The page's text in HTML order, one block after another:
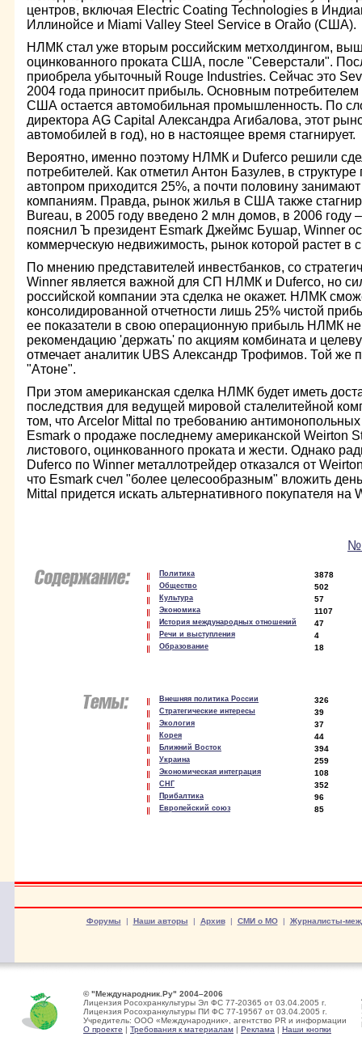
центров, включая Electric Coating Technologies в
Иллинойсе и Miami Valley Steel Service в Огайо (США).
НЛМК стал уже вторым российским метхолдингом,
оцинкованного проката США, после "Северстали".
приобрела убыточный Rouge Industries. Сейчас это
2004 года приносит прибыль. Основным потребителем
США остается автомобильная промышленность. По
директора AG Capital Александра Агибалова, этот
автомобилей в год), но в настоящее время стагнирует.
Вероятно, именно поэтому НЛМК и Duferco решили
потребителей. Как отметил Антон Базулев, в
автопром приходится 25%, а почти половину
компаниям. Правда, рынок жилья в США также
Bureau, в 2005 году введено 2 млн домов, в 2006 году
пояснил Ъ президент Esmark Джеймс Бушар, Winner
коммерческую недвижимость, рынок которой растет в
По мнению представителей инвестбанков, со
Winner является важной для СП НЛМК и Duferco, но
российской компании эта сделка не окажет. НЛМК
консолидированной отчетности лишь 25% чистой
ее показатели в свою операционную прибыль НЛМК
рекомендацию 'держать' по акциям комбината и
отмечает аналитик UBS Александр Трофимов. Той же
"Атоне".
При этом американская сделка НЛМК будет иметь
последствия для ведущей мировой сталелитейной
том, что Arcelor Mittal по требованию
Esmark о продаже последнему американской Weirton
листового, оцинкованного проката и жести. Однако
Duferco по Winner металлотрейдер отказался от
что Esmark счел "более целесообразным" вложить
Mittal придется искать альтернативного покупателя на
№
Политика 3878
Общество 502
Культура 57
Экономика 1107
История международных отношений 47
Речи и выступления 4
Образование 18
Внешняя политика России 326
Стратегические интересы 39
Экология 37
Корея 44
Ближний Восток 394
Украина 259
Экономическая интеграция 108
СНГ 352
Прибалтика 96
Европейский союз 85
Форумы | Наши авторы | Архив| СМИ о МО| Журналисты-
© "Международник.Ру" 2004–2006
Лицензия Росохранкультуры Эл ФС 77-20365 от 03.04.2005 г.
Лицензия Росохранкультуры ПИ ФС 77-19567 от 03.04.2005 г.
Учредитель: ООО «Международник», агентство PR и информации
О проекте | Требования к материалам | Реклама | Наши кнопки